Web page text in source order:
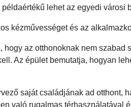
lehet az egyedi városi
kézművességet és az
hogy az otthonoknak nem
Az épület bemutatja, hogyan
saját családjának ad otthont,
való rugalmas térhasználatával